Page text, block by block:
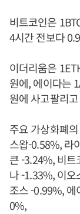
비트코인은
4시간 전보다
이더리움은
원에, 에이다는
원에 사고팔리
주요 가상화폐
스왑-0.58%, 라
큰 -3.24%, 비
나 -1.33%, 이
조스 -0.99%,
0%,